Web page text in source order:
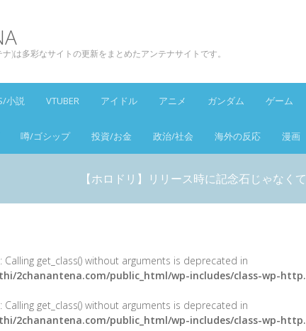
ナ)は多彩なサイトの更新をまとめたアンテナサイトです。
小説 VTUBER アイドル アニメ ガンダム ゲーム
噂/ゴシップ 投資/お金 政治/社会 海外の反応 漫画
【ホロドリ】リリース時に記念石じゃなく
: Calling get_class() without arguments is deprecated in
2chanantena.com/public_html/wp-includes/class-wp-
: Calling get_class() without arguments is deprecated in
2chanantena.com/public_html/wp-includes/class-wp-